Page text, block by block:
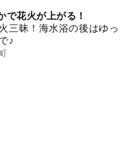
で花火が上がる！
三昧！海水浴の後はゆっ
♪